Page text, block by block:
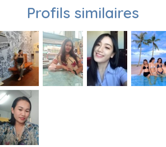
Profils similaires